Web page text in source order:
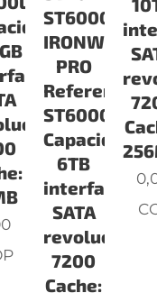
IRONWOLF
PRO
Referencia:
Capacidad:
6TB
interface
SATA
revoluciones:
7200
Cache: